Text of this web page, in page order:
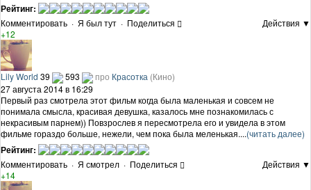
Рейтинг:
Комментировать · Я был тут · Поделиться
Действия ▼
+12
Lily World 39 593 про Красотка (Кино)
27 августа 2014 в 16:29
Первый раз смотрела этот фильм когда была маленькая и совсем не
понимала смысла, красивая девушка, казалось мне познакомилась с
некрасивым парнем)) Повзрослев я пересмотрела его и увидела в этом
фильме гораздо больше, нежели, чем пока была меленькая....(читать далее)
Рейтинг:
Комментировать · Я смотрел · Поделиться
Действия ▼
+14